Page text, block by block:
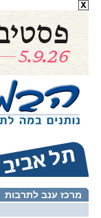
מרכז ענב לתרבות